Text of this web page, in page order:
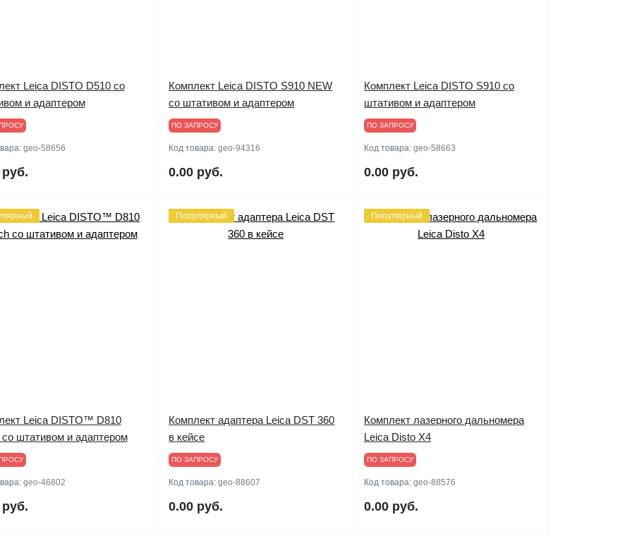
Leica DISTO D510 со
и адаптером
geo-58656
Комплект Leica DISTO S910 NEW
со штативом и адаптером
ПО ЗАПРОСУ
Код товара:geo-94316
0.00 руб.
Комплект Leica DISTO S910 со
штативом и адаптером
ПО ЗАПРОСУ
Код товара:geo-58663
0.00 руб.
Leica DISTO™ D810
штативом и адаптером
geo-46802
Популярный
Комплект адаптера Leica DST 360
в кейсе
ПО ЗАПРОСУ
Код товара:geo-88607
0.00 руб.
Популярный
Комплект лазерного дальномера
Leica Disto X4
ПО ЗАПРОСУ
Код товара:geo-88576
0.00 руб.